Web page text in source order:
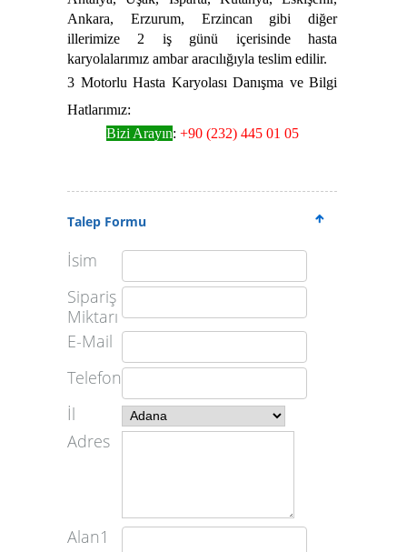
Ankara, Erzurum, Erzincan gibi diğer
illerimize 2 iş günü içerisinde hasta
karyolalarımız ambar aracılığıyla teslim edilir.
3 Motorlu Hasta Karyolası Danışma ve Bilgi
Hatlarımız:
Bizi Arayın: +90 (232) 445 01 05
Talep Formu
İsim
Sipariş
Miktarı
E-Mail
Telefon
İl
Adres
Alan1